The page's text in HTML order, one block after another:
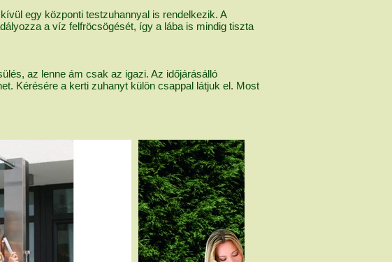
egy központi testzuhannyal is rendelkezik. A
a víz felfröcsögését, így a lába is mindig tiszta
az lenne ám csak az igazi. Az időjárásálló
Kérésére a kerti zuhanyt külön csappal látjuk el. Most